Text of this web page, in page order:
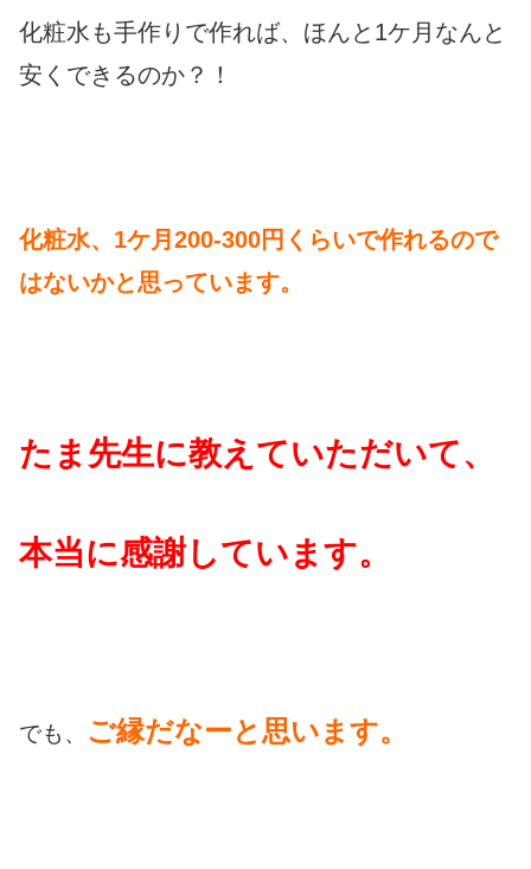
化粧水も手作りで作れば、ほんと1ケ月なんと
安くできるのか？！
化粧水、1ケ月200-300円くらいで作れるので
はないかと思っています。
たま先生に教えていただいて、
本当に感謝しています。
でも、 ご縁だなーと思います。